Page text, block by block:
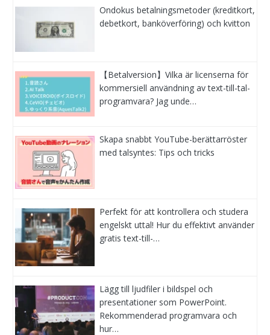
Ondokus betalningsmetoder (kreditkort,
debetkort, banköverföring) och kvitton
【Betalversion】Vilka är licenserna för
kommersiell användning av text-till-tal-
programvara? Jag unde…
Skapa snabbt YouTube-berättarröster
med talsyntes: Tips och tricks
Perfekt för att kontrollera och studera
engelskt uttal! Hur du effektivt använder
gratis text-till-…
Lägg till ljudfiler i bildspel och
presentationer som PowerPoint.
Rekommenderad programvara och
hur…